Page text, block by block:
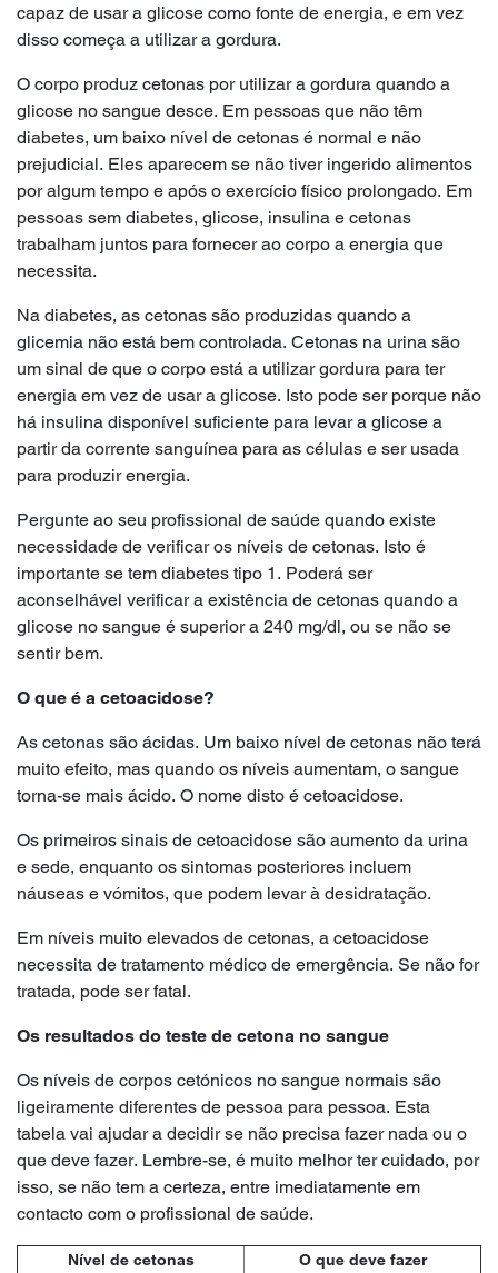
capaz de usar a glicose como fonte de energia, e em vez
disso começa a utilizar a gordura.
O corpo produz cetonas por utilizar a gordura quando a
glicose no sangue desce. Em pessoas que não têm
diabetes, um baixo nível de cetonas é normal e não
prejudicial. Eles aparecem se não tiver ingerido alimentos
por algum tempo e após o exercício físico prolongado. Em
pessoas sem diabetes, glicose, insulina e cetonas
trabalham juntos para fornecer ao corpo a energia que
necessita.
Na diabetes, as cetonas são produzidas quando a
glicemia não está bem controlada. Cetonas na urina são
um sinal de que o corpo está a utilizar gordura para ter
energia em vez de usar a glicose. Isto pode ser porque não
há insulina disponível suficiente para levar a glicose a
partir da corrente sanguínea para as células e ser usada
para produzir energia.
Pergunte ao seu profissional de saúde quando existe
necessidade de verificar os níveis de cetonas. Isto é
importante se tem diabetes tipo 1. Poderá ser
aconselhável verificar a existência de cetonas quando a
glicose no sangue é superior a 240 mg/dl, ou se não se
sentir bem.
O que é a cetoacidose?
As cetonas são ácidas. Um baixo nível de cetonas não terá
muito efeito, mas quando os níveis aumentam, o sangue
torna-se mais ácido. O nome disto é cetoacidose.
Os primeiros sinais de cetoacidose são aumento da urina
e sede, enquanto os sintomas posteriores incluem
náuseas e vómitos, que podem levar à desidratação.
Em níveis muito elevados de cetonas, a cetoacidose
necessita de tratamento médico de emergência. Se não for
tratada, pode ser fatal.
Os resultados do teste de cetona no sangue
Os níveis de corpos cetónicos no sangue normais são
ligeiramente diferentes de pessoa para pessoa. Esta
tabela vai ajudar a decidir se não precisa fazer nada ou o
que deve fazer. Lembre-se, é muito melhor ter cuidado, por
isso, se não tem a certeza, entre imediatamente em
contacto com o profissional de saúde.
Nível de cetonas O que deve fazer